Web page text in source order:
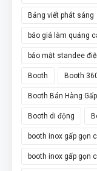
Bảng viết phát sáng
báo giá làm quảng
bảo mật standee
Booth Booth
Booth Bán Hàng
Booth di động
booth inox gấp gọn
booth inox gấp gọn